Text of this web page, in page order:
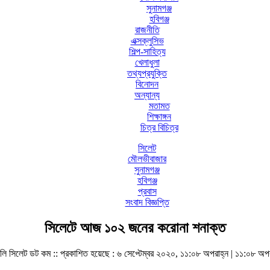
সুনামগঞ্জ
হবিগঞ্জ
রাজনীতি
এক্সক্লুসিভ
শিল্প-সাহিত্য
খেলাধুলা
তথ্যপ্রযুক্তি
বিনোদন
অন্যান্য
মতামত
শিক্ষাঙ্গন
চিত্র বিচিত্র
সিলেট
মৌলভীবাজার
সুনামগঞ্জ
হবিগঞ্জ
প্রবাস
সংবাদ বিজ্ঞপ্তি
সিলেটে আজ ১০২ জনের করোনা শনাক্ত
সিলেট ডট কম :: প্রকাশিত হয়েছে : ৬ সেপ্টেম্বর ২০২০, ১১:০৮ অপরাহ্ন | ১১:০৮